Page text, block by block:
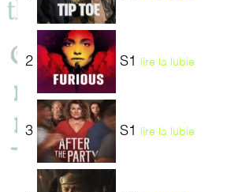
2 S1 lire la lubie
3 S1 lire la lubie